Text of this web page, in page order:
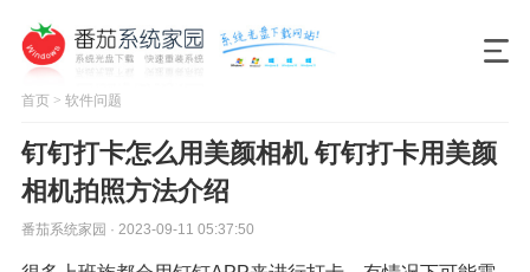
首页> 软件问题
钉钉打卡怎么用美颜相机 钉钉打卡用美颜
相机拍照方法介绍
番茄系统家园 · 2023-09-11 05:37:50